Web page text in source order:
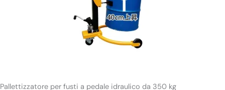
Pallettizzatore per fusti a pedale idraulico da 350 kg